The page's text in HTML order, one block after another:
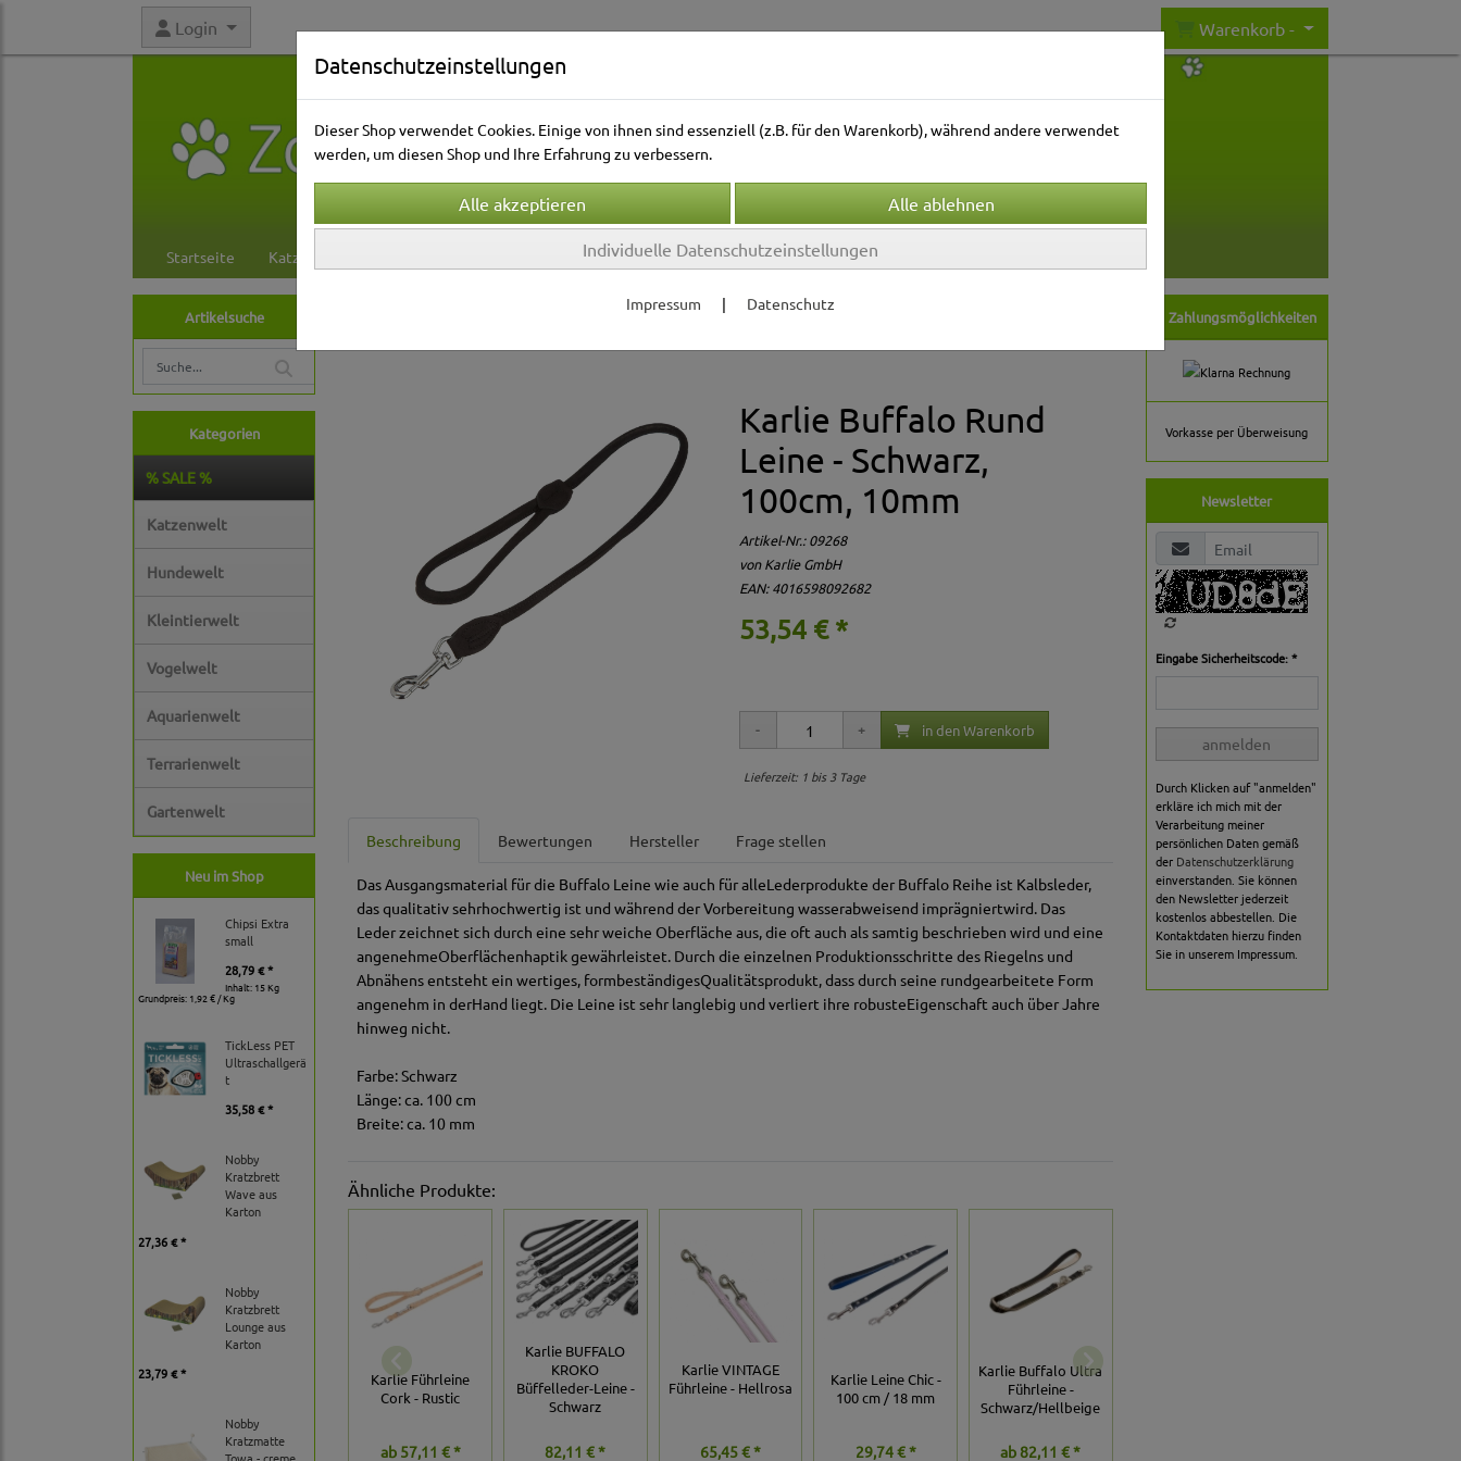
Login Warenkorb -
Startseite Katzenwelt Kleintierwelt Vogelwelt Aquarienwelt
Artikelsuche
Kategorien
% SALE %
Katzenwelt
Hundewelt
Kleintierwelt
Vogelwelt
Aquarienwelt
Terrarienwelt
Gartenwelt
Neu im Shop
Chipsi Extra
small
28,79 € *
Inhalt: 15 Kg
Grundpreis: 1,92 € / Kg
TickLess PET
Ultraschallgerä
t
35,58 € *
Nobby
Kratzbrett
Wave aus
Karton
27,36 € *
Nobby
Kratzbrett
Lounge aus
Karton
23,79 € *
Nobby
Kratzmatte
Towa - creme
Leinen
Karlie Buffalo Rund
Leine - Schwarz,
100cm, 10mm
Artikel-Nr.:09268
von Karlie GmbH
EAN: 4016598092682
53,54 € *
in den Warenkorb
Lieferzeit: 1 bis 3 Tage
Beschreibung Bewertungen Hersteller Frage stellen
Das Ausgangsmaterial für die Buffalo Leine wie auch für alleLederprodukte der Buffalo Reihe ist Kalbsleder,
das qualitativ sehrhochwertig ist und während der Vorbereitung wasserabweisend imprägniertwird. Das
Leder zeichnet sich durch eine sehr weiche Oberfläche aus, die oft auch als samtig beschrieben wird und eine
angenehmeOberflächenhaptik gewährleistet. Durch die einzelnen Produktionsschritte des Riegelns und
Abnähens entsteht ein wertiges, formbeständigesQualitätsprodukt, dass durch seine rundgearbeitete Form
angenehm in derHand liegt. Die Leine ist sehr langlebig und verliert ihre robusteEigenschaft auch über Jahre
hinweg nicht.
Farbe: Schwarz
Länge: ca. 100 cm
Breite: ca. 10 mm
Ähnliche Produkte:
Karlie Führleine
Cork - Rustic
ab57,11 € *
Karlie BUFFALO
KROKO
Büffelleder-Leine -
Schwarz
82,11 € *
Karlie VINTAGE
Führleine - Hellrosa
65,45 € *
Karlie Leine Chic -
100 cm / 18 mm
29,74 € *
Karlie Buffalo Ultra
Führleine -
Schwarz/Hellbeige
ab 82,11 € *
Zahlungsmöglichkeiten
Vorkasse per Überweisung
Newsletter
Eingabe Sicherheitscode: *
anmelden
Durch Klicken auf "anmelden"
erkläre ich mich mit der
Verarbeitung meiner
persönlichen Daten gemäß
der Datenschutzerklärung
einverstanden. Sie können
den Newsletter jederzeit
kostenlos abbestellen. Die
Kontaktdaten hierzu finden
Sie in unserem Impressum.
Datenschutzeinstellungen
Dieser Shop verwendet Cookies. Einige von ihnen sind essenziell (z.B. für den Warenkorb), während andere verwendet
werden, um diesen Shop und Ihre Erfahrung zu verbessern.
Individuelle Datenschutzeinstellungen
Impressum | Datenschutz